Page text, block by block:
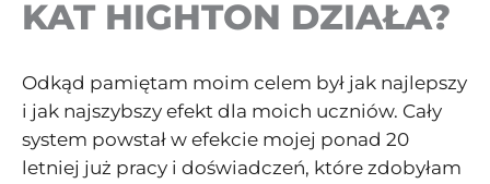
KAT HIGHTON DZIAŁA?
Odkąd pamiętam moim celem był jak najlepszy
i jak najszybszy efekt dla moich uczniów. Cały
system powstał w efekcie mojej ponad 20
letniej już pracy i doświadczeń, które zdobyłam